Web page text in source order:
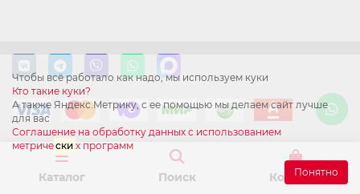
Чтобы всё работало как надо, мы используем куки
Кто такие куки?
А также Яндекс.Метрику, с ее помощью мы делаем сайт лучше
для вас
Соглашение на обработку данных с использованием
метрически х программ
Понятно
Каталог Поиск Корзина